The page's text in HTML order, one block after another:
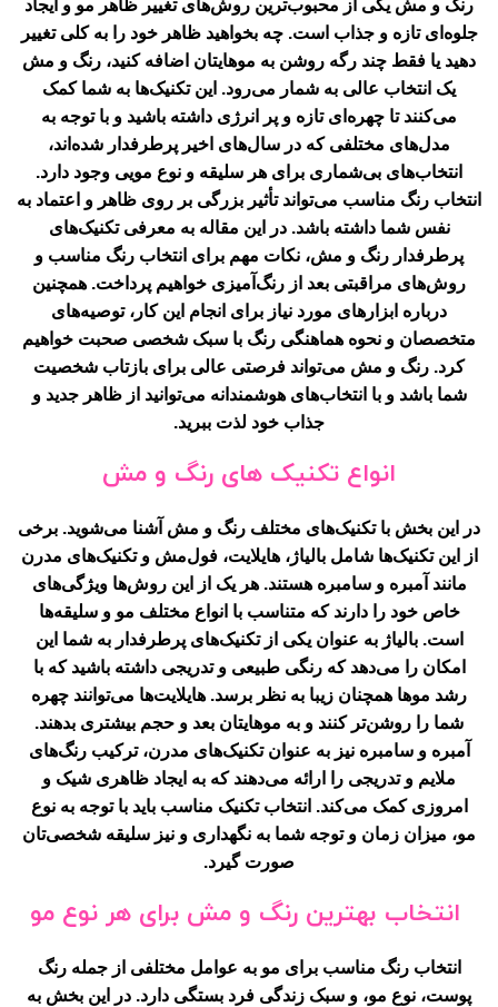
رنگ و مش یکی از محبوب‌ترین روش‌های تغییر ظاهر مو و ایجاد
جلوه‌ای تازه و جذاب است. چه بخواهید ظاهر خود را به کلی تغییر
دهید یا فقط چند رگه روشن به موهایتان اضافه کنید، رنگ و مش
یک انتخاب عالی به شمار می‌رود. این تکنیک‌ها به شما کمک
می‌کنند تا چهره‌ای تازه و پر انرژی داشته باشید و با توجه به
مدل‌های مختلفی که در سال‌های اخیر پرطرفدار شده‌اند،
انتخاب‌های بی‌شماری برای هر سلیقه و نوع مویی وجود دارد.
انتخاب رنگ مناسب می‌تواند تأثیر بزرگی بر روی ظاهر و اعتماد به
نفس شما داشته باشد. در این مقاله به معرفی تکنیک‌های
پرطرفدار رنگ و مش، نکات مهم برای انتخاب رنگ مناسب و
روش‌های مراقبتی بعد از رنگ‌آمیزی خواهیم پرداخت. همچنین
درباره ابزارهای مورد نیاز برای انجام این کار، توصیه‌های
متخصصان و نحوه هماهنگی رنگ با سبک شخصی صحبت خواهیم
کرد. رنگ و مش می‌تواند فرصتی عالی برای بازتاب شخصیت
شما باشد و با انتخاب‌های هوشمندانه می‌توانید از ظاهر جدید و
جذاب خود لذت ببرید.
انواع تکنیک های رنگ و مش
در این بخش با تکنیک‌های مختلف رنگ و مش آشنا می‌شوید. برخی
از این تکنیک‌ها شامل بالیاژ، هایلایت، فول‌مش و تکنیک‌های مدرن
مانند آمبره و سامبره هستند. هر یک از این روش‌ها ویژگی‌های
خاص خود را دارند که متناسب با انواع مختلف مو و سلیقه‌ها
است. بالیاژ به عنوان یکی از تکنیک‌های پرطرفدار به شما این
امکان را می‌دهد که رنگی طبیعی و تدریجی داشته باشید که با
رشد موها همچنان زیبا به نظر برسد. هایلایت‌ها می‌توانند چهره
شما را روشن‌تر کنند و به موهایتان بعد و حجم بیشتری بدهند.
آمبره و سامبره نیز به عنوان تکنیک‌های مدرن، ترکیب رنگ‌های
ملایم و تدریجی را ارائه می‌دهند که به ایجاد ظاهری شیک و
امروزی کمک می‌کند. انتخاب تکنیک مناسب باید با توجه به نوع
مو، میزان زمان و توجه شما به نگهداری و نیز سلیقه شخصی‌تان
صورت گیرد.
انتخاب بهترین رنگ و مش برای هر نوع مو
انتخاب رنگ مناسب برای مو به عوامل مختلفی از جمله رنگ
پوست، نوع مو، و سبک زندگی فرد بستگی دارد. در این بخش به